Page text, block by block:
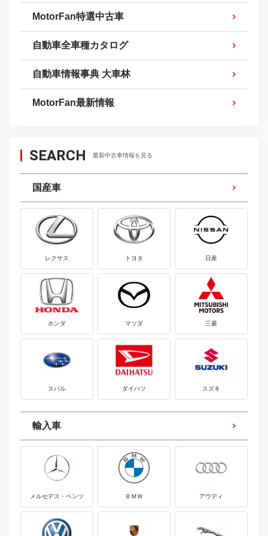
MotorFan特選中古車
自動車全車種カタログ
自動車情報事典 大車林
MotorFan最新情報
SEARCH 最新中古車情報を見る
国産車
レクサス トヨタ 日産
ホンダ マツダ 三菱
スバル ダイハツ スズキ
輸入車
メルセデス・ベンツ ＢＭＷ アウディ